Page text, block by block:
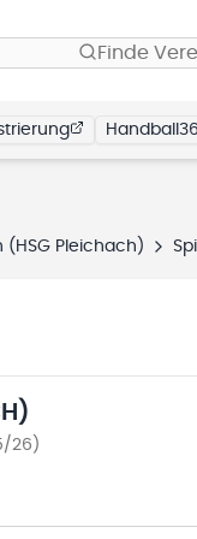
Finde
(HSG Pleichach)
26)